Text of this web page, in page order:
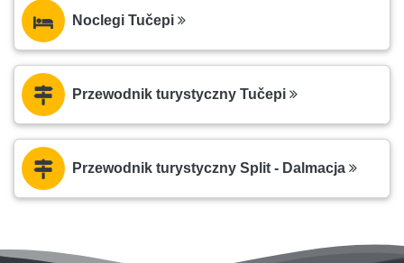
Noclegi Tučepi
Przewodnik turystyczny Tučepi
Przewodnik turystyczny Split - Dalmacja